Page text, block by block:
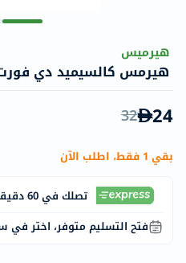
هيرميس
هيرمس كالسيميد دي فورت
24
32
بقي 1 فقط، اطلب الآن
تصلك في 60 دقيقة
فتح التسليم متوفر، اختر في